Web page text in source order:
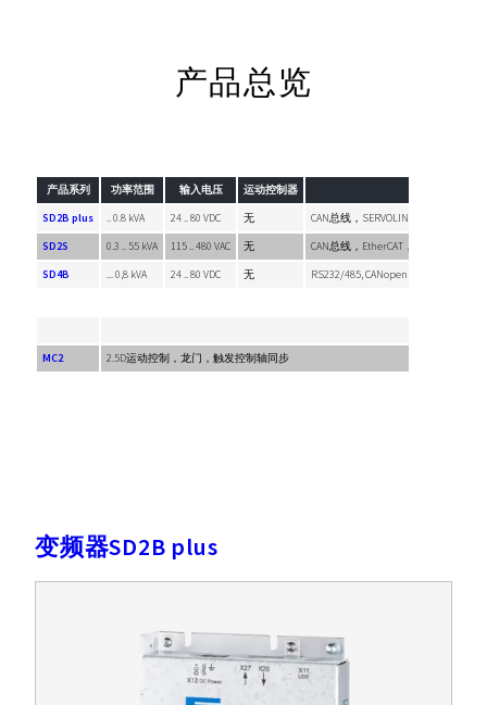
产品总览
产品系列 功率范围 输入电压 运动控制器
SD2B plus
.. 0.8 kVA 24 .. 80 VDC 无
CAN总线，SERVOLINK
SD2S
0.3 .. 55 kVA 115 .. 480 VAC 无
CAN总线，EtherCAT，SERVOLINK
SD4B
... 0,8 kVA 24 .. 80 VDC 无 RS232/485, CANopen, Modbus TCP,
MC2
2.5D运动控制，龙门，触发控制轴同步
变频器SD2B plus